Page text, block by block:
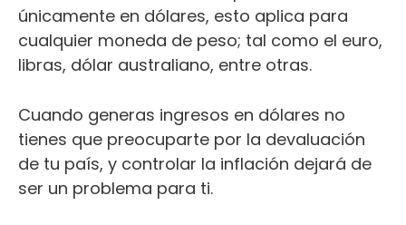
únicamente en dólares, esto aplica para
cualquier moneda de peso; tal como el euro,
libras, dólar australiano, entre otras.
Cuando generas ingresos en dólares no
tienes que preocuparte por la devaluación
de tu país, y controlar la inflación dejará de
ser un problema para ti.